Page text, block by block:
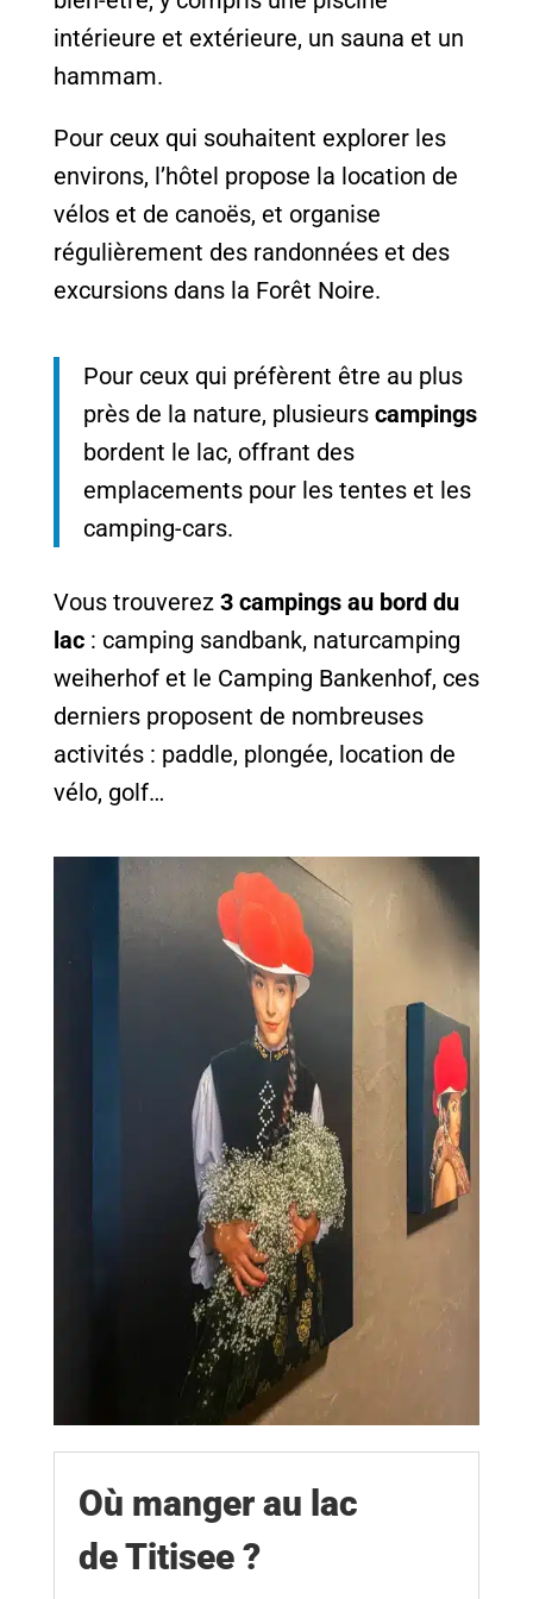
intérieure et extérieure, un sauna et un
hammam.
Pour ceux qui souhaitent explorer les
environs, l’hôtel propose la location de
vélos et de canoës, et organise
régulièrement des randonnées et des
excursions dans la Forêt Noire.
Pour ceux qui préfèrent être au plus
près de la nature, plusieurs campings
bordent le lac, offrant des
emplacements pour les tentes et les
camping-cars.
Vous trouverez 3 campings au bord du
lac: camping sandbank, naturcamping
weiherhof et le Camping Bankenhof, ces
derniers proposent de nombreuses
activités : paddle, plongée, location de
vélo, golf…
Où manger au lac
de Titisee ?